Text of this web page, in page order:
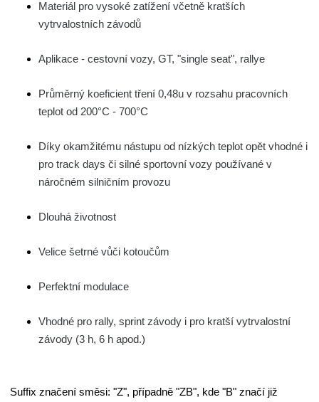
Materiál pro vysoké zatížení včetně kratších
vytrvalostních závodů
Aplikace - cestovní vozy, GT, "single seat", rallye
Průměrný koeficient tření 0,48u v rozsahu pracovních
teplot od 200°C - 700°C
Díky okamžitému nástupu od nízkých teplot opět vhodné i
pro track days či silné sportovní vozy používané v
náročném silničním provozu
Dlouhá životnost
Velice šetrné vůči kotoučům
Perfektní modulace
Vhodné pro rally, sprint závody i pro kratší vytrvalostní
závody (3 h, 6 h apod.)
Suffix značení směsi: "Z", případně "ZB", kde "B" značí již